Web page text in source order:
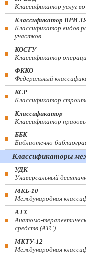
Классификатор услуг
Классификатор ВРИ
Классификатор видов
участков
КОСГУ
Классификатор
ФККО
Федеральный
КСР
Классификатор
Классификатор
Классификатор
ББК
Библиотечно-
Классификаторы
УДК
Универсальный
МКБ-10
Международная
АТХ
Анатомо-
средств (ATC)
МКТУ-12
Международная